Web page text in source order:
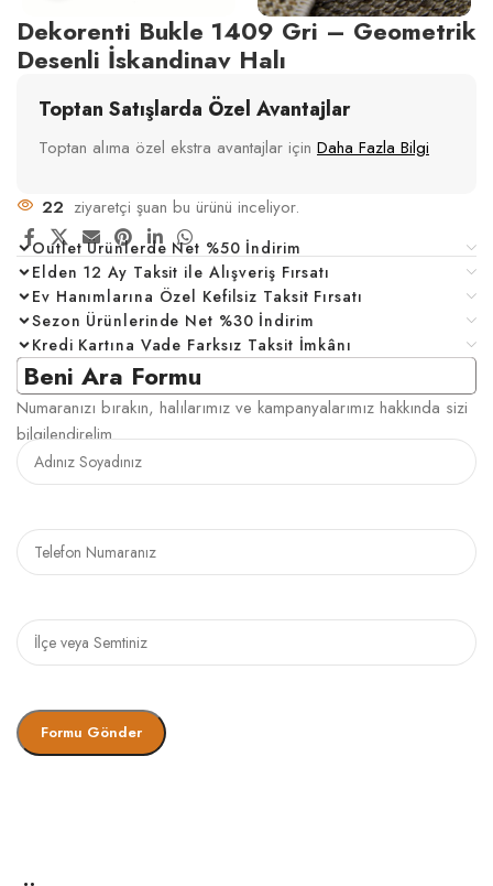
Dekorenti Bukle 1409 Gri – Geometrik
Desenli İskandinav Halı
Toptan Satışlarda Özel Avantajlar
Toptan alıma özel ekstra avantajlar için Daha Fazla Bilgi
22 ziyaretçi şuan bu ürünü inceliyor.
Outlet Ürünlerde Net %50 İndirim
Elden 12 Ay Taksit ile Alışveriş Fırsatı
Ev Hanımlarına Özel Kefilsiz Taksit Fırsatı
Sezon Ürünlerinde Net %30 İndirim
Kredi Kartına Vade Farksız Taksit İmkânı
Beni Ara Formu
Numaranızı bırakın, halılarımız ve kampanyalarımız hakkında sizi
bilgilendirelim.